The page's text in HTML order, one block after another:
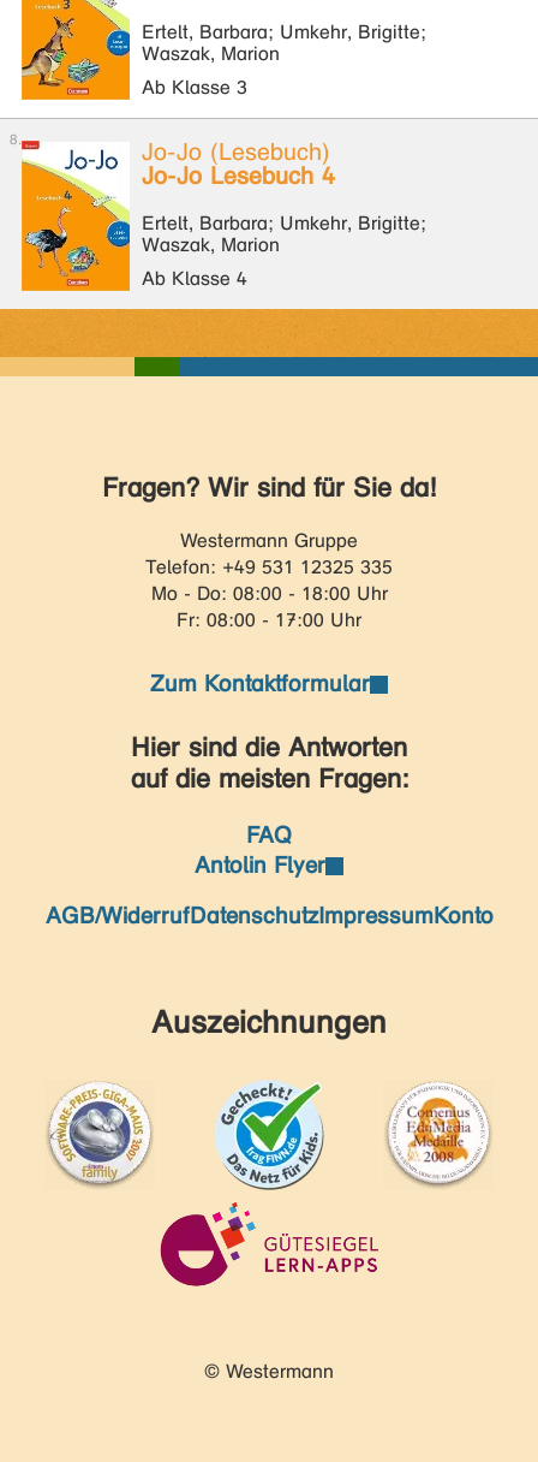
Ertelt, Barbara; Umkehr, Brigitte;
Waszak, Marion
Ab Klasse 3
Jo-Jo (Lesebuch)
Jo-Jo Lesebuch 4
Ertelt, Barbara; Umkehr, Brigitte;
Waszak, Marion
Ab Klasse 4